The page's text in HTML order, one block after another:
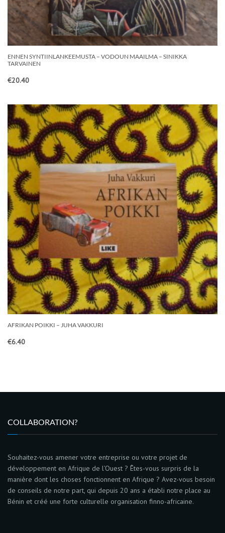
ENNEN SYNTIINLANKEEMUSTA – VODOUN MAAILMA – SINIKKA
TARVAINEN
€20.40
AFRIKAN POIKKI – JUHA VAKKURI
€6.40
COLLABORATION?
Souhaitez-vous amener votre entreprise ou votre projet de
développement en Afrique de l’Ouest ? Êtes-vous surpris de la
manière dont les choses fonctionnent en Afrique ? Avez-vous besoin
de conseils de notre part, qui depuis 20 ans a établi notre place au
Bénin et créé une forte culturelle organisation finno-africaine.